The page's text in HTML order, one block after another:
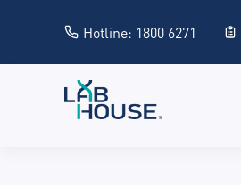
Hotline: 1800 6271